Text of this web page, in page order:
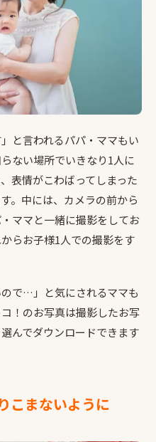
と言われるパパ・ママもい
ない場所でいきなり1人に
表情がこわばってしまった
。中には、カメラの前から
ママと一緒に撮影をしてお
らお子様1人での撮影をす
ので…」と気にされるママも
！のお写真は撮影したお写
んでダウンロードできます
こまないように